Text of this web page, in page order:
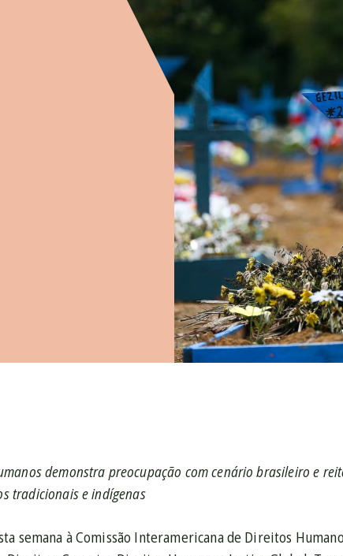
demonstra preocupação com cenário brasileiro e
tradicionais e indígenas
semana à Comissão Interamericana de Direitos